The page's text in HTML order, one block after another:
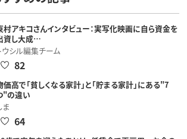
村アキコさんインタビュー：実写化映画に自ら資金を
資し大成…
ウシル編集チーム
82
価高で「貧しくなる家計」と「貯まる家計」にある"7
"の違い
ま
64